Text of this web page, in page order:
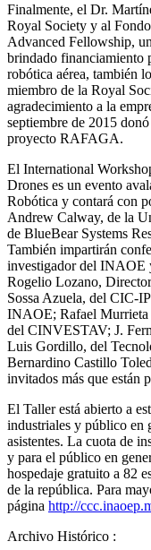
Finalmente, el Dr.
Royal Society y al
Advanced Fellowship,
brindado financiamiento
robótica aérea, también
miembro de la Royal
agradecimiento a la
septiembre de 2015
proyecto RAFAGA.
El International
Drones es un evento
Robótica y contará con
Andrew Calway, de la
de BlueBear Systems
También impartirán
investigador del INAOE
Rogelio Lozano,
Sossa Azuela, del CIC-
INAOE; Rafael
del CINVESTAV; J.
Luis Gordillo, del
Bernardino Castillo
invitados más que están
El Taller está abierto a
industriales y público en
asistentes. La cuota de
y para el público en
hospedaje gratuito a 82
de la república. Para
página http://
Archivo Histórico :